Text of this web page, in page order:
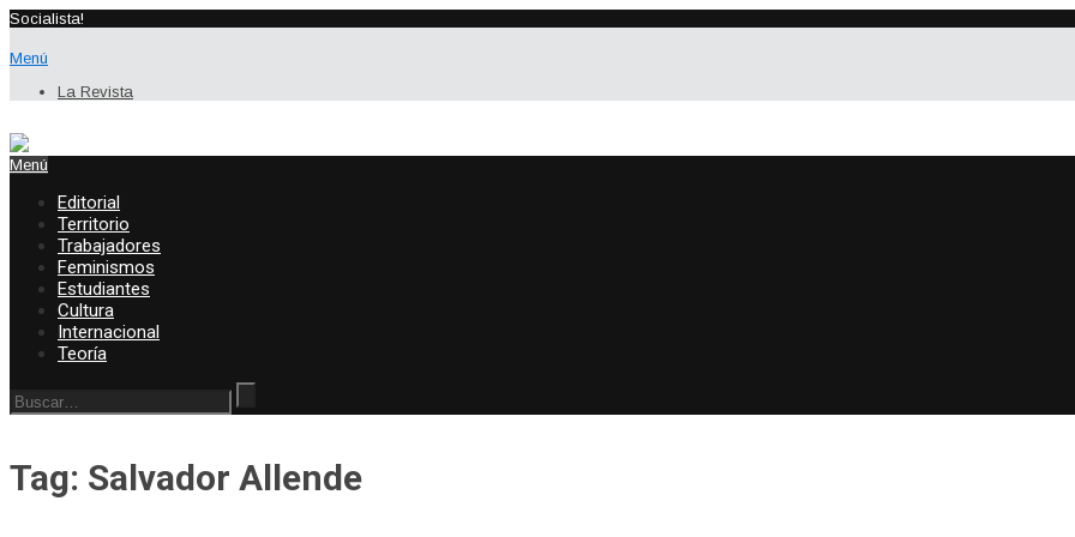
Socialista!
Menú
La Revista
Menú
Editorial
Territorio
Trabajadores
Feminismos
Estudiantes
Cultura
Internacional
Teoría
Tag: Salvador Allende